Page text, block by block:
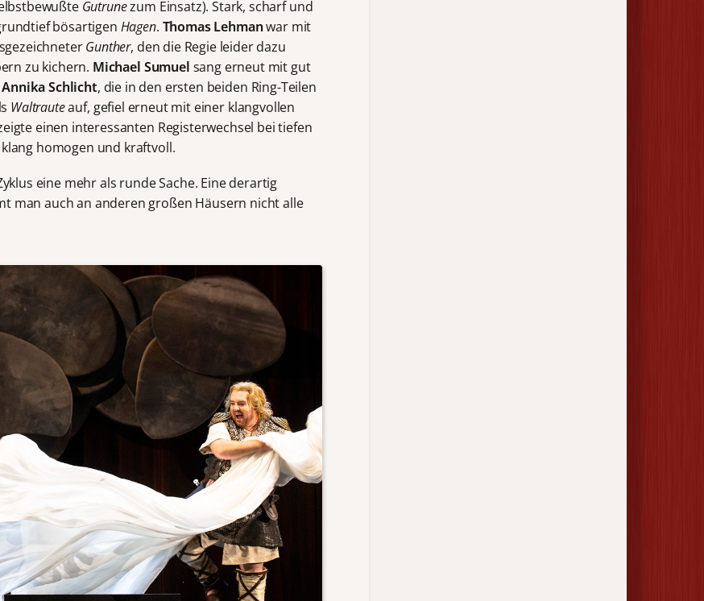
Gutrunezum Einsatz). Stark, scharf und
bösartigen Hagen. Thomas Lehmanwar mit
Gunther, den die Regie leider dazu
zu kichern. Michael Sumuel sang erneut mit gut
Annika Schlicht, die in den ersten beiden Ring-Teilen
Waltrauteauf, gefiel erneut mit einer klangvollen
einen interessanten Registerwechsel bei tiefen
homogen und kraftvoll.
eine mehr als runde Sache. Eine derartig
man auch an anderen großen Häusern nicht alle